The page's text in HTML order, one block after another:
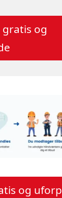
gratis og
og